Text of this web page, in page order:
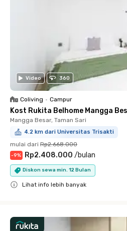
Video 360
Coliving • Campur
Kost Rukita Belhome Mangga
Mangga Besar, Taman Sari
4.2 km dari Universitas Trisakti
mulai dari Rp2.668.000
-9% Rp2.408.000 /bulan
Diskon sewa min. 12 Bulan
Lihat info lebih banyak